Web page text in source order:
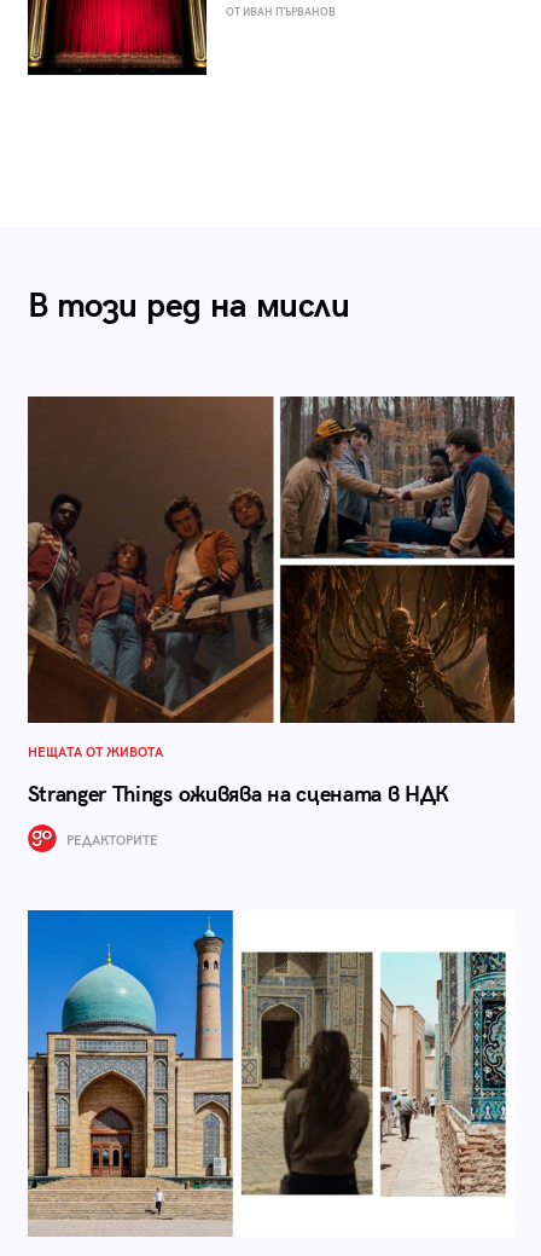
ОТ ИВАН ПЪРВАНОВ
В този ред на мисли
НЕЩАТА ОТ ЖИВОТА
Stranger Things оживява на сцената в НДК
РЕДАКТОРИТЕ